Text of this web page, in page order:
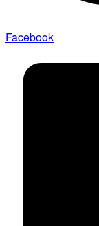
Facebook